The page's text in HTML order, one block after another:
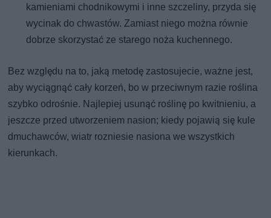
kamieniami chodnikowymi i inne szczeliny, przyda się
wycinak do chwastów. Zamiast niego można równie
dobrze skorzystać ze starego noża kuchennego.
Bez względu na to, jaką metodę zastosujecie, ważne jest,
aby wyciągnąć cały korzeń, bo w przeciwnym razie roślina
szybko odrośnie. Najlepiej usunąć roślinę po kwitnieniu, a
jeszcze przed utworzeniem nasion; kiedy pojawią się kule
dmuchawców, wiatr rozniesie nasiona we wszystkich
kierunkach.